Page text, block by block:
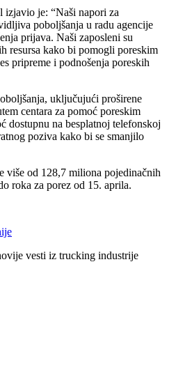
izjavio je: “Naši napori za
poboljšanja u radu agencije
prijava. Naši zaposleni su
resursa kako bi pomogli poreskim
pripreme i podnošenja poreskih
uključujući proširene
centara za pomoć poreskim
dostupnu na besplatnoj telefonskoj
poziva kako bi se smanjilo
više od 128,7 miliona pojedinačnih
roka za porez od 15. aprila.
vesti iz trucking industrije